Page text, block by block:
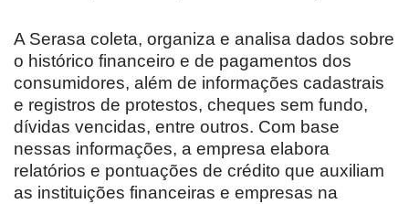
A Serasa coleta, organiza e analisa dados sobre
o histórico financeiro e de pagamentos dos
consumidores, além de informações cadastrais
e registros de protestos, cheques sem fundo,
dívidas vencidas, entre outros. Com base
nessas informações, a empresa elabora
relatórios e pontuações de crédito que auxiliam
as instituições financeiras e empresas na